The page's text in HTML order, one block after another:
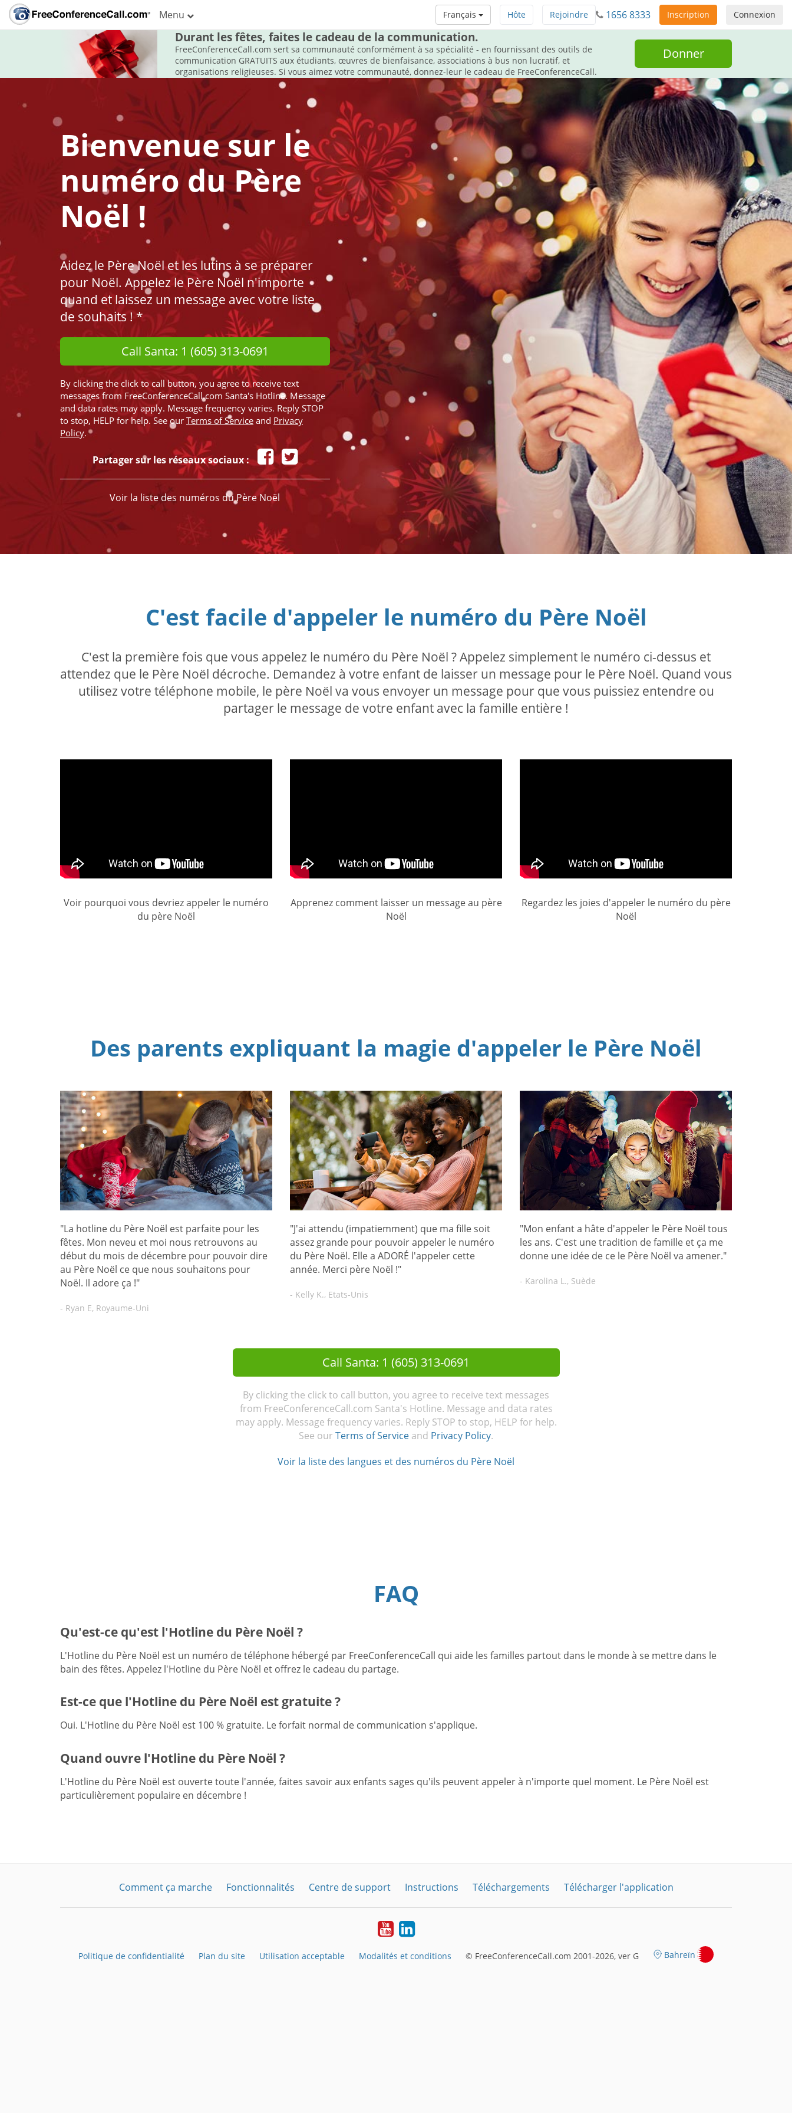
Menu Connexion
Inscription
1656 8333
Rejoindre
Hôte
Français
Durant les fêtes, faites le cadeau de la communication.
FreeConferenceCall.com sert sa communauté conformément à sa spécialité - en fournissant des outils de
communication GRATUITS aux étudiants, œuvres de bienfaisance, associations à bus non lucratif, et
organisations religieuses. Si vous aimez votre communauté, donnez-leur le cadeau de FreeConferenceCall.
Donner
Bienvenue sur le
numéro du Père
Noël !
Aidez le Père Noël et les lutins à se préparer
pour Noël. Appelez le Père Noël n'importe
quand et laissez un message avec votre liste
de souhaits ! *
Call Santa: 1 (605) 313-0691
By clicking the click to call button, you agree to receive text
messages from FreeConferenceCall.com Santa's Hotline. Message
and data rates may apply. Message frequency varies. Reply STOP
to stop, HELP for help. See our Terms of Service and Privacy
Policy.
Partager sur les réseaux sociaux :
Voir la liste des numéros du Père Noël
C'est facile d'appeler le numéro du Père Noël
C'est la première fois que vous appelez le numéro du Père Noël ? Appelez simplement le numéro ci-dessus et
attendez que le Père Noël décroche. Demandez à votre enfant de laisser un message pour le Père Noël. Quand vous
utilisez votre téléphone mobile, le père Noël va vous envoyer un message pour que vous puissiez entendre ou
partager le message de votre enfant avec la famille entière !
Voir pourquoi vous devriez appeler le numéro
du père Noël
Apprenez comment laisser un message au père
Noël
Regardez les joies d'appeler le numéro du père
Noël
Des parents expliquant la magie d'appeler le Père Noël
"La hotline du Père Noël est parfaite pour les
fêtes. Mon neveu et moi nous retrouvons au
début du mois de décembre pour pouvoir dire
au Père Noël ce que nous souhaitons pour
Noël. Il adore ça !"
- Ryan E, Royaume-Uni
"J'ai attendu (impatiemment) que ma fille soit
assez grande pour pouvoir appeler le numéro
du Père Noël. Elle a ADORÉ l'appeler cette
année. Merci père Noël !"
- Kelly K., Etats-Unis
"Mon enfant a hâte d'appeler le Père Noël tous
les ans. C'est une tradition de famille et ça me
donne une idée de ce le Père Noël va amener."
- Karolina L., Suède
Call Santa: 1 (605) 313-0691
By clicking the click to call button, you agree to receive text messages
from FreeConferenceCall.com Santa's Hotline. Message and data rates
may apply. Message frequency varies. Reply STOP to stop, HELP for help.
See our Terms of Service and Privacy Policy.
Voir la liste des langues et des numéros du Père Noël
FAQ
Qu'est-ce qu'est l'Hotline du Père Noël ?
L'Hotline du Père Noël est un numéro de téléphone hébergé par FreeConferenceCall qui aide les familles partout dans le monde à se mettre dans le
bain des fêtes. Appelez l'Hotline du Père Noël et offrez le cadeau du partage.
Est-ce que l'Hotline du Père Noël est gratuite ?
Oui. L'Hotline du Père Noël est 100 % gratuite. Le forfait normal de communication s'applique.
Quand ouvre l'Hotline du Père Noël ?
L'Hotline du Père Noël est ouverte toute l'année, faites savoir aux enfants sages qu'ils peuvent appeler à n'importe quel moment. Le Père Noël est
particulièrement populaire en décembre !
Comment ça marche Fonctionnalités Centre de support Instructions Téléchargements Télécharger l'application
YouTubeLinkedIn
Politique de confidentialité Plan du site Utilisation acceptable Modalités et conditions © FreeConferenceCall.com 2001-2026, ver G Bahreïn